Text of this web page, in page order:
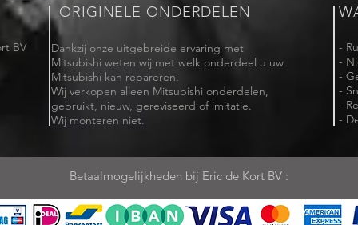
BV
ORIGINELE ONDERDELEN
Dankzij onze uitgebreide ervaring met
Mitsubishi weten wij met welk onderdeel u uw
Mitsubishi kan repareren.
Wij verkopen alleen Mitsubishi onderdelen,
gebruikt, nieuw, gereviseerd of imitatie.
Wij monteren niet.
-
-
-
-
-
-
Betaalmogelijkheden bij Eric de Kort BV :